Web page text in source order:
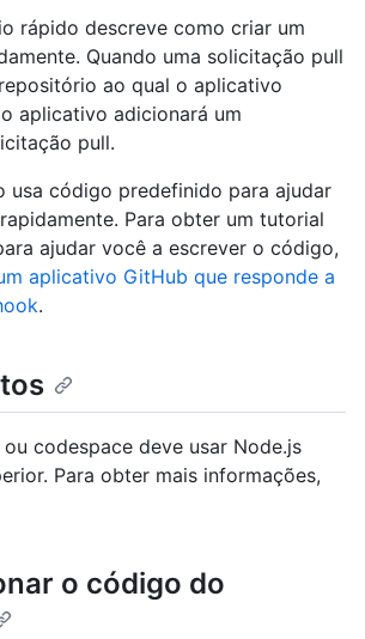
rápido descreve como criar um
Quando uma solicitação pull
ao qual o aplicativo
aplicativo adicionará um
pull.
usa código predefinido para ajudar
Para obter um tutorial
ajudar você a escrever o código,
aplicativo GitHub que responde a
.
codespace deve usar Node.js
Para obter mais informações,
o código do